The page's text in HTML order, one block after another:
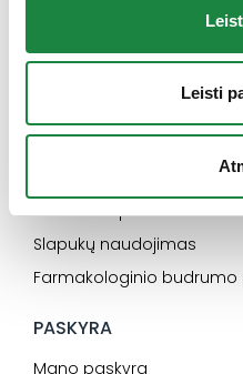
Leisti
Karjera
Elektroninės parduotuvės
Dažniausiai užduodami
Privatumo politika
Slapukų naudojimas
Farmakologinio
PASKYRA
Mano paskyra